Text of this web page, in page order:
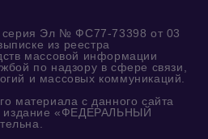
серия Эл № ФС77-73398 от 03
из реестра
массовой информации
по надзору в сфере связи,
и массовых коммуникаций.
материала с данного сайта
издание «ФЕДЕРАЛЬНЫЙ